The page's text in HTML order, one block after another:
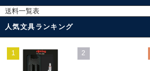
送料一覧表
人気文具ランキング
1 2